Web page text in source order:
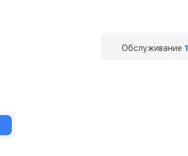
Обслуживание